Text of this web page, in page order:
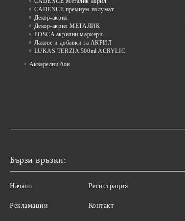
CADENCE премиум полумат
Декор-акрил
Декор-акрил МЕТАЛИК
POSCA акрилни маркери
Лакове и добавки за АКРИЛ
LUKAS TERZIA 500ml ACRYLIC
Акварелни бои
Бързи връзки:
Начало
Рекламации
Регистрация
Контакт